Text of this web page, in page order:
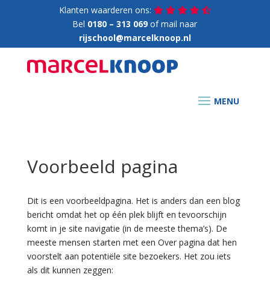
Klanten waarderen ons:
Bel 0180 – 313 069 of mail naar
rijschool@marcelknoop.nl
Voorbeeld pagina
Dit is een voorbeeldpagina. Het is anders dan een blog
bericht omdat het op één plek blijft en tevoorschijn
komt in je site navigatie (in de meeste thema’s). De
meeste mensen starten met een Over pagina dat hen
voorstelt aan potentiële site bezoekers. Het zou iets
als dit kunnen zeggen: